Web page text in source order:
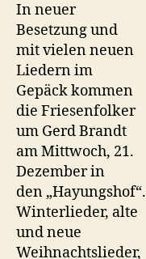
In neuer
Besetzung und
mit vielen neuen
Liedern im
Gepäck kommen
die Friesenfolker
um Gerd Brandt
am Mittwoch, 21.
Dezember in
den „Hayungshof“.
Winterlieder, alte
und neue
Weihnachtslieder,